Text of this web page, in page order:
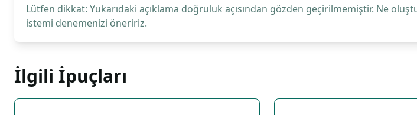
Lütfen dikkat: Yukarıdaki açıklama doğruluk açısından gözden geçirilmemiştir. Ne
istemi denemenizi öneririz.
İlgili İpuçları